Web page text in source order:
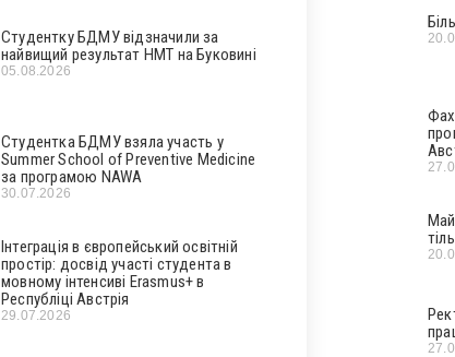
Студентку БДМУ відзначили за
найвищий результат НМТ на Буковині
05.08.2026
Студентка БДМУ взяла участь у
Summer School of Preventive Medicine
за програмою NAWA
30.07.2026
Інтеграція в європейський освітній
простір: досвід участі студента в
мовному інтенсиві Erasmus+ в
Республіці Австрія
29.07.2026